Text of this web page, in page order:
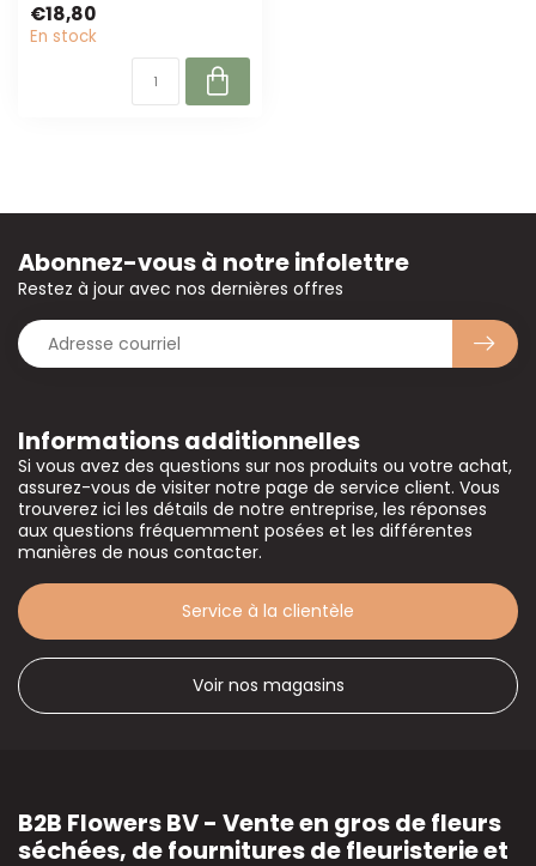
compositions floral...
€18,80
En stock
Informations additionnelles
Si vous avez des questions sur nos produits ou votre achat,
assurez-vous de visiter notre page de service client. Vous
trouverez ici les détails de notre entreprise, les réponses
aux questions fréquemment posées et les différentes
manières de nous contacter.
Service à la clientèle
Voir nos magasins
Abonnez-vous à notre infolettre
Restez à jour avec nos dernières offres
B2B Flowers BV - Vente en gros de fleurs
séchées, de fournitures de fleuristerie et